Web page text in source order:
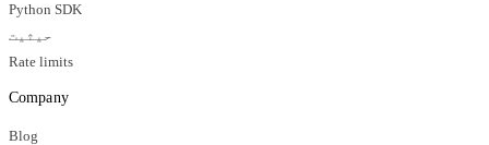
Python SDK
حیثیت
Rate limits
Company
Blog